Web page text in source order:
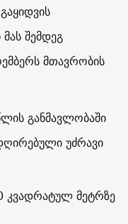
შემდეგ
მთავრობის
განმავლობაში
უძრავი
კვადრატულ მეტრზე